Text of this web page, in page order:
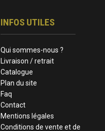
INFOS UTILES
Qui sommes-nous ?
Livraison / retrait
Catalogue
Plan du site
Faq
Contact
Mentions légales
Conditions de vente et de